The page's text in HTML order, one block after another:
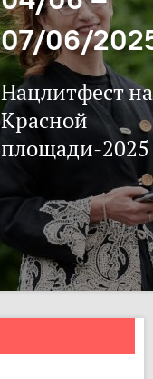
07/06/
Нацлитфест на
Красной
площади-2025